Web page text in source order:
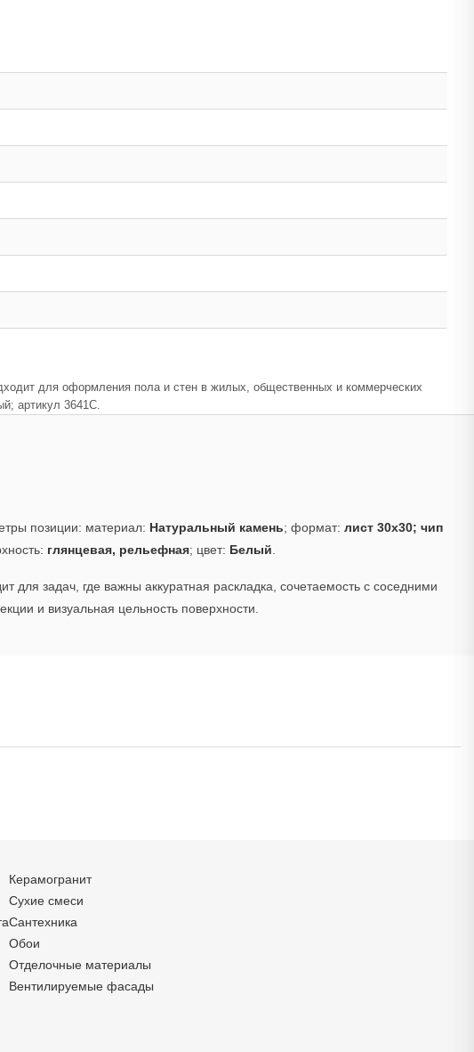
для оформления пола и стен в жилых, общественных и коммерческих
артикул 3641C.
позиции: материал: Натуральный камень; формат: лист 30x30; чип
глянцевая, рельефная; цвет: Белый.
для задач, где важны аккуратная раскладка, сочетаемость с соседними
и визуальная цельность поверхности.
Керамогранит
Сухие смеси
Сантехника
Обои
Отделочные материалы
Вентилируемые фасады